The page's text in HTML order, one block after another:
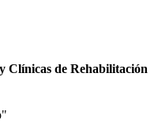
Clínicas de Rehabilitación